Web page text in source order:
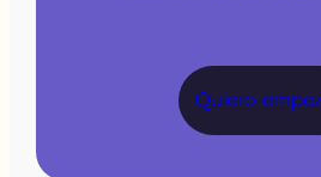
Quiero